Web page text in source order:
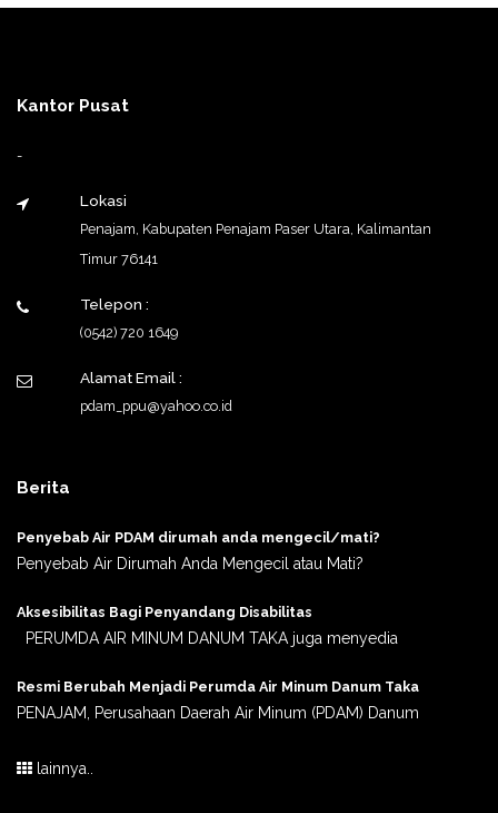
Kantor Pusat
-
Lokasi
Penajam, Kabupaten Penajam Paser Utara, Kalimantan
Timur 76141
Telepon :
(0542) 720 1649
Alamat Email :
pdam_ppu@yahoo.co.id
Berita
Penyebab Air PDAM dirumah anda mengecil/mati?
Penyebab Air Dirumah Anda Mengecil atau Mati?
Aksesibilitas Bagi Penyandang Disabilitas
PERUMDA AIR MINUM DANUM TAKA juga menyedia
Resmi Berubah Menjadi Perumda Air Minum Danum Taka
PENAJAM, Perusahaan Daerah Air Minum (PDAM) Danum
lainnya..